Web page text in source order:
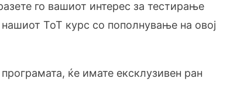
го вашиот интерес за тестирање
ToT курс со пополнување на овој
ќе имате ексклузивен ран